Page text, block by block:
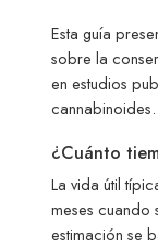
Esta guía
sobre la
en estudios
cannabinoides.
¿Cuánto
La vida útil
meses cuando
estimación se